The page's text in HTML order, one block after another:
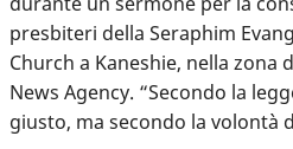
presbiteri della Seraphim
Church a Kaneshie, nella zona
News Agency. “Secondo la
giusto, ma secondo la volontà